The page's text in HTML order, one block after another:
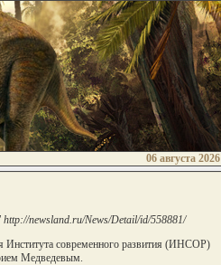
06 августа 2026
newsland.ru/News/Detail/id/558881/
Института современного развития (ИНСОР)
Медведевым.